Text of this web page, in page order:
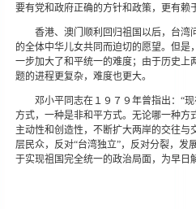
要有党和政府正确的方针和政策，更有
香港、澳门顺利回归祖国以后，台湾
的全体中华儿女共同而迫切的愿望。但
一步加大了和平统一的难度；由于历史
题的进程更复杂，难度也更大。
邓小平同志在１９７９年曾指出：“
方式，一种是非和平方式。无论哪一种方
主动性和创造性，不断扩大两岸的交往
层民众，反对“台湾独立”，反对分裂，
于实现祖国完全统一的政治局面，为早